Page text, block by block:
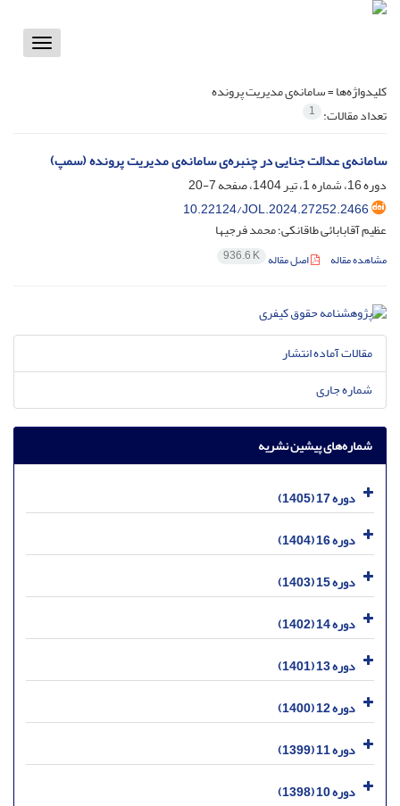
Toggle
کلیدواژه‌ها =سامانه‌ی مدیریت پرونده
تعداد مقالات: 1
سامانه‌ی عدالت جنایی در چنبره‌ی سامانه‌ی مدیریت پرونده (سمپ)
دوره 16، شماره 1، تیر 1404، صفحه
7-20
10.22124/JOL.2024.27252.2466
عظیم آقابابائی طاقانکی؛ محمد فرجیها
مشاهده مقاله اصل مقاله 936.6 K
مقالات آماده انتشار
شماره جاری
شماره‌های پیشین نشریه
دوره 17 (1405)
دوره 16 (1404)
دوره 15 (1403)
دوره 14 (1402)
دوره 13 (1401)
دوره 12 (1400)
دوره 11 (1399)
دوره 10 (1398)